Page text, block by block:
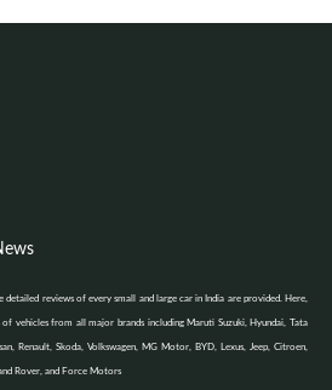
detailed reviews of every small and large car in India are provided. Here,
vehicles from all major brands including Maruti Suzuki, Hyundai, Tata
Renault, Skoda, Volkswagen, MG Motor, BYD, Lexus, Jeep, Citroen,
Rover, and Force Motors